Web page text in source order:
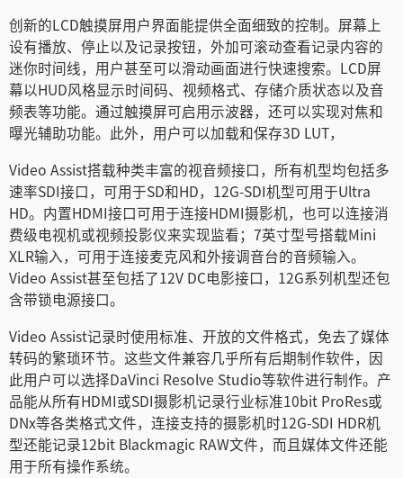
创新的LCD触摸屏用户界面能提供全面细致的控制。屏幕上
设有播放、停止以及记录按钮，外加可滚动查看记录内容的
迷你时间线，用户甚至可以滑动画面进行快速搜索。LCD屏
幕以HUD风格显示时间码、视频格式、存储介质状态以及音
频表等功能。通过触摸屏可启用示波器，还可以实现对焦和
曝光辅助功能。此外，用户可以加载和保存3D LUT，
Video Assist搭载种类丰富的视音频接口，所有机型均包括多
速率SDI接口，可用于SD和HD，12G-SDI机型可用于Ultra
HD。内置HDMI接口可用于连接HDMI摄影机，也可以连接消
费级电视机或视频投影仪来实现监看；7英寸型号搭载Mini
XLR输入，可用于连接麦克风和外接调音台的音频输入。
Video Assist甚至包括了12V DC电影接口，12G系列机型还包
含带锁电源接口。
Video Assist记录时使用标准、开放的文件格式，免去了媒体
转码的繁琐环节。这些文件兼容几乎所有后期制作软件，因
此用户可以选择DaVinci Resolve Studio等软件进行制作。产
品能从所有HDMI或SDI摄影机记录行业标准10bit ProRes或
DNx等各类格式文件，连接支持的摄影机时12G-SDI HDR机
型还能记录12bit Blackmagic RAW文件，而且媒体文件还能
用于所有操作系统。